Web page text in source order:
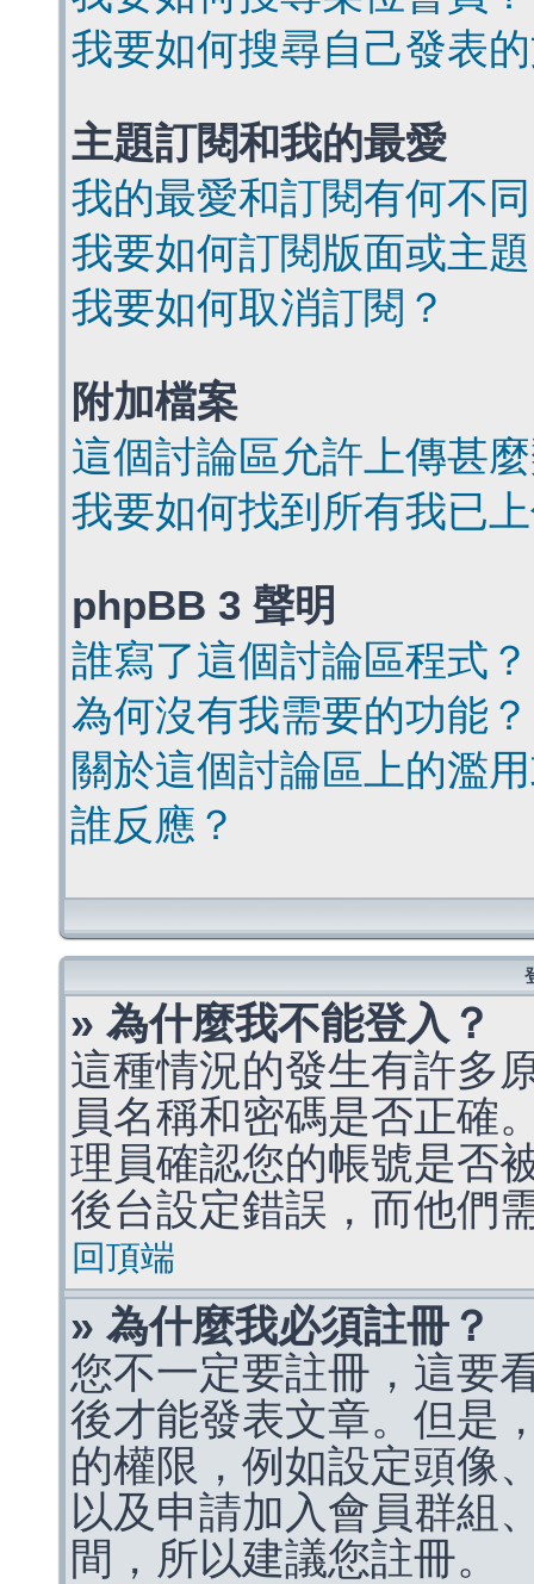
我要如何搜尋自己發表
主題訂閱和我的最愛
我的最愛和訂閱有何不
我要如何訂閱版面或主
我要如何取消訂閱？
附加檔案
這個討論區允許上傳甚
我要如何找到所有我已
phpBB 3 聲明
誰寫了這個討論區程式？
為何沒有我需要的功能？
關於這個討論區上的濫
誰反應？
» 為什麼我不能登入？
這種情況的發生有許多
員名稱和密碼是否正確
理員確認您的帳號是否
後台設定錯誤，而他們
回頂端
» 為什麼我必須註冊？
您不一定要註冊，這要
後才能發表文章。但是
的權限，例如設定頭像
以及申請加入會員群組
間，所以建議您註冊。